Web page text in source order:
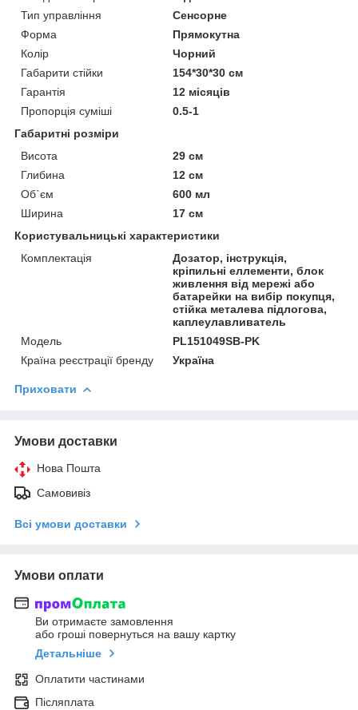
Тип управління
Сенсорне
Форма
Прямокутна
Колір
Чорний
Габарити стійки
154*30*30 см
Гарантія
12 місяців
Пропорція суміші
0.5-1
Габаритні розміри
Висота
29 см
Глибина
12 см
Об`єм
600 мл
Ширина
17 см
Користувальницькі характеристики
Комплектація
Дозатор, інструкція,
кріпильні еллементи, блок
живлення від мережі або
батарейки на вибір покупця,
стійка металева підлогова,
каплеулавливатель
Мoдель
PL151049SB-PK
Країна реєстрації бренду
Україна
Приховати
Умови доставки
Нова Пошта
Самовивіз
Всі умови доставки
Умови оплати
Ви отримаєте замовлення
або гроші повернуться на вашу картку
Детальніше
Оплатити частинами
Післяплата